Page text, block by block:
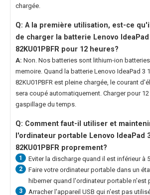
chargée.
Q: A la première utilisation, est-ce
de charger la batterie Lenovo IdeaPad
82KU01PBFR pour 12 heures?
A: Non. Nos batteries sont lithium-ion
memoire. Quand la batterie Lenovo IdeaPad 3
82KU01PBFR est pleine chargée, le courant
sera coupé automatiquement. Charger pour
gaspillage du temps.
Q: Comment faut-il utiliser et
l'ordinateur portable Lenovo IdeaPad
82KU01PBFR proprement?
1 Eviter la discharge quand il est inférieur à
2
Faire votre ordinateur portable dans un
hiberner quand l'ordinateur portable n'est
3
Arracher l'appareil USB qui n'est pas